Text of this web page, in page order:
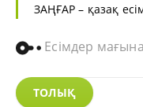
ЗАҢҒАР – қазақ
Есімдер
ТОЛЫҚ